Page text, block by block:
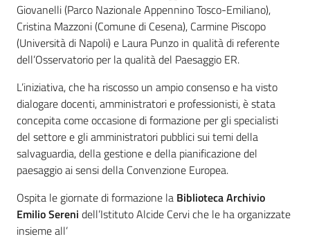
Argomenti
Novità
Servizi
Leggi Atti Bandi
Piani Programmi
Progetti
Giovanelli (Parco Nazionale Appennino Tosco-Emiliano),
Cristina Mazzoni (Comune di Cesena), Carmine Piscopo
(Università di Napoli) e Laura Punzo in qualità di referente
dell’Osservatorio per la qualità del Paesaggio ER.
L’iniziativa, che ha riscosso un ampio consenso e ha visto
dialogare docenti, amministratori e professionisti, è stata
concepita come occasione di formazione per gli specialisti
del settore e gli amministratori pubblici sui temi della
salvaguardia, della gestione e della pianificazione del
paesaggio ai sensi della Convenzione Europea.
Ospita le giornate di formazione la Biblioteca Archivio
Emilio Sereni dell’Istituto Alcide Cervi che le ha organizzate
insieme all’